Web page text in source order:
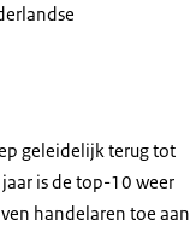
geleidelijk terug tot
is de top-10 weer
handelaren toe aan